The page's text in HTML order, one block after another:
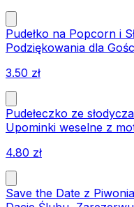
Pudełko na Popcorn i
Podziękowania dla
3.50 zł
Pudełeczko ze
Upominki weselne z
4.80 zł
Save the Date z